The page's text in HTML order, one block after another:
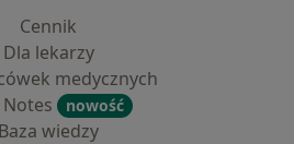
Cennik
Dla lekarzy
medycznych
nowość
Baza wiedzy